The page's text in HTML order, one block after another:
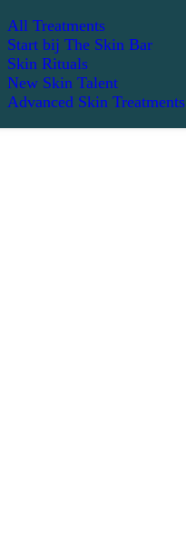
All Treatments
Start bij The Skin Bar
Skin Rituals
New Skin Talent
Advanced Skin Treatments